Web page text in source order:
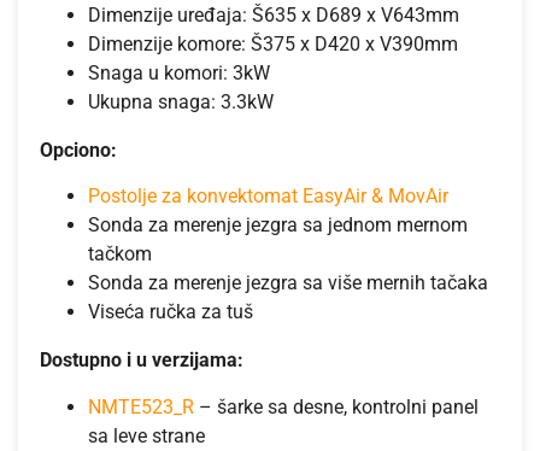
Dimenzije uređaja: Š635 x D689 x V643mm
Dimenzije komore: Š375 x D420 x V390mm
Snaga u komori: 3kW
Ukupna snaga: 3.3kW
Opciono:
Postolje za konvektomat EasyAir & MovAir
Sonda za merenje jezgra sa jednom mernom
tačkom
Sonda za merenje jezgra sa više mernih tačaka
Viseća ručka za tuš
Dostupno i u verzijama:
NMTE523_R – šarke sa desne, kontrolni panel
sa leve strane